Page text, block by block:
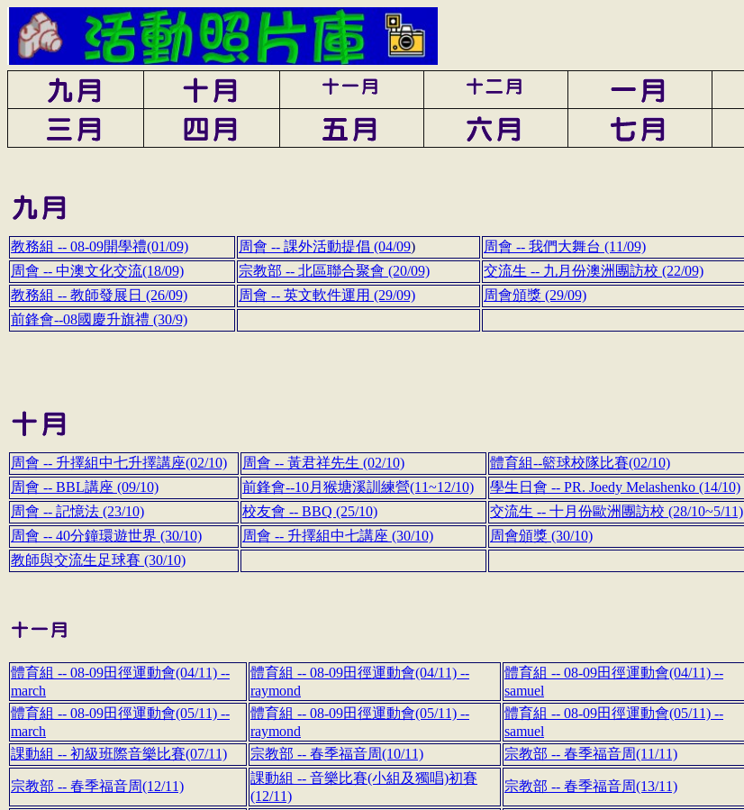
教務組 -- 08-09開學禮(01/09) 周會 -- 課外活動提倡 (04/09)
周會 -- 我們大舞台 (11/09)
周會 -- 中澳文化交流(18/09)
宗教部 -- 北區聯合聚會 (20/09)
交流生 -- 九月份澳洲團訪校 (22/09)
教務組 -- 教師發展日 (26/09)
周會 -- 英文軟件運用 (29/09)
周會頒獎 (29/09)
前鋒會--08國慶升旗禮 (30/9)
周會 -- 升擇組中七升擇講座(02/10) 周會 -- 黃君祥先生 (02/10)
體育組--籃球校隊比賽(02/10)
周會 -- BBL講座 (09/10)
前鋒會--10月猴塘溪訓練營(11~12/10)
學生日會 -- PR. Joedy Melashenko (14/10)
周會 -- 記憶法 (23/10)
校友會 -- BBQ (25/10)
交流生 -- 十月份歐洲團訪校 (28/10~5/11)
周會 -- 40分鐘環遊世界 (30/10)
周會 -- 升擇組中七講座 (30/10)
周會頒獎 (30/10)
教師與交流生足球賽 (30/10)
體育組 -- 08-09田徑運動會(04/11) --
march
體育組 -- 08-09田徑運動會(04/11) --
raymond
體育組 -- 08-09田徑運動會(04/11) --
samuel
體育組 -- 08-09田徑運動會(05/11) --
march
體育組 -- 08-09田徑運動會(05/11) --
raymond
體育組 -- 08-09田徑運動會(05/11) --
samuel
課動組 -- 初級班際音樂比賽(07/11)
宗教部 -- 春季福音周(10/11) 宗教部 -- 春季福音周(11/11)
宗教部 -- 春季福音周(12/11)
課動組 -- 音樂比賽(小組及獨唱)初賽
(12/11)
宗教部 -- 春季福音周(13/11)